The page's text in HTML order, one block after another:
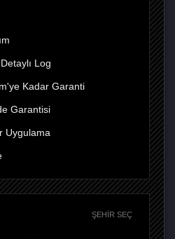
Log
Kadar Garanti
Garantisi
Uygulama
ŞEHIR SEÇ